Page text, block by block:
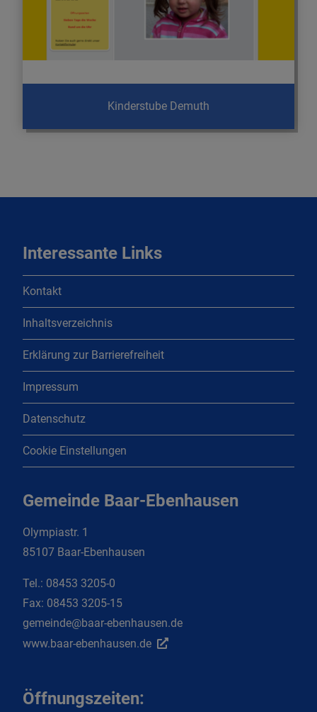
Kinderstube Demuth
Interessante Links
Kontakt
Inhaltsverzeichnis
Erklärung zur Barrierefreiheit
Impressum
Datenschutz
Cookie Einstellungen
Gemeinde Baar-Ebenhausen
Olympiastr. 1
85107 Baar-Ebenhausen
Tel.: 08453 3205-0
Fax: 08453 3205-15
gemeinde@baar-ebenhausen.de
www.baar-ebenhausen.de
Öffnungszeiten: